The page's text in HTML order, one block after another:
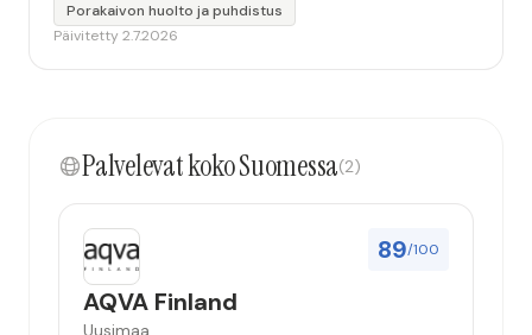
Porakaivon huolto ja puhdistus
Päivitetty 2.7.2026
Palvelevat koko Suomessa(2)
89/100
AQVA Finland
Uusimaa